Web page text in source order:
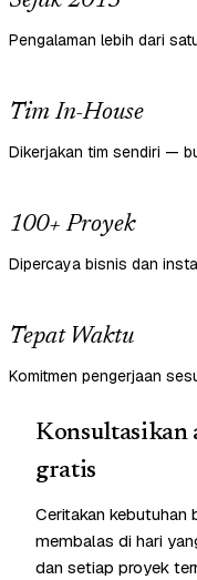
Pengalaman lebih dari
Tim In-House
Dikerjakan tim sendiri —
100+ Proyek
Dipercaya bisnis dan
Tepat Waktu
Komitmen pengerjaan
Konsultasikan
gratis
Ceritakan kebutuhan
membalas di hari
dan setiap proyek